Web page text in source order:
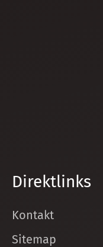
Direktlinks
Kontakt
Sitemap